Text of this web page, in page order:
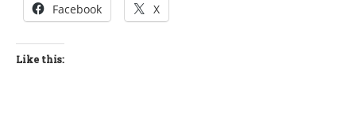
Facebook X
Like this: